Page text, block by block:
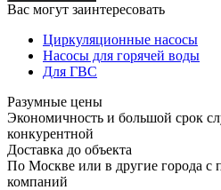
Вас могут заинтересовать
Циркуляционные насосы
Насосы для горячей воды
Для ГВС
Разумные цены
Экономичность и большой срок
конкурентной
Доставка до объекта
По Москве или в другие города
компаний